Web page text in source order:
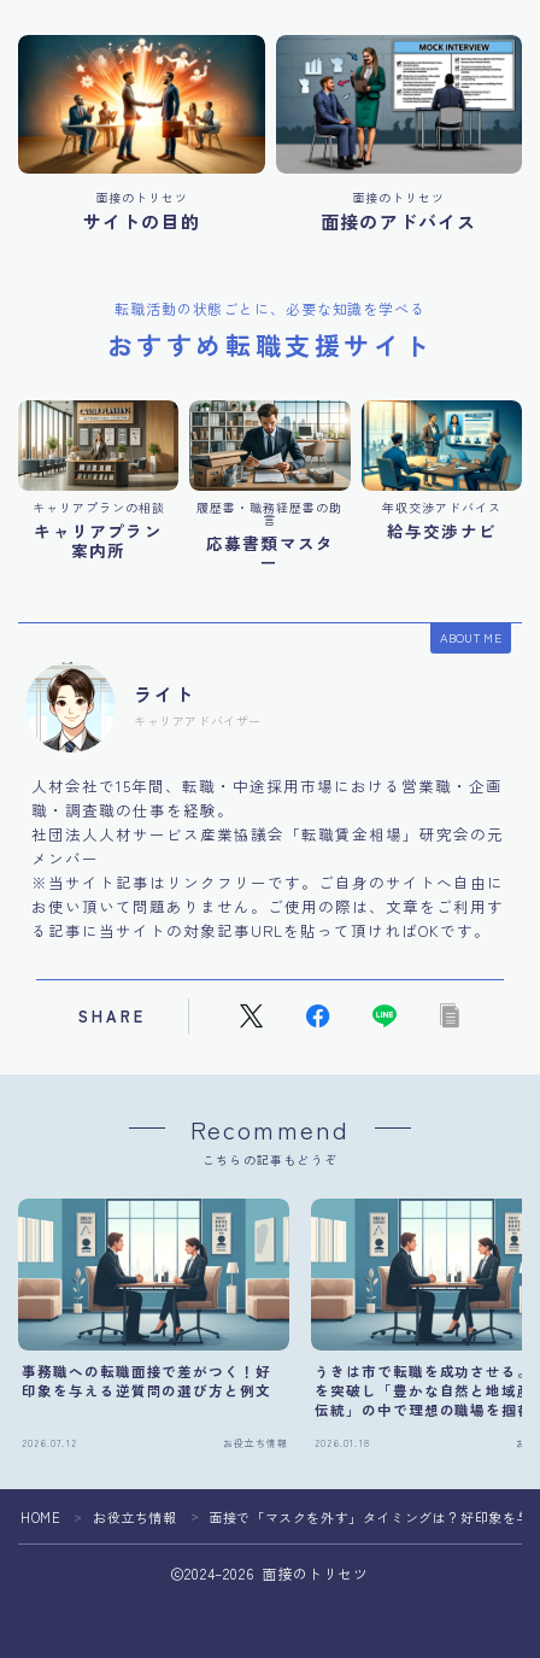
面接のトリセツ
サイトの目的
面接のトリセツ
面接のアドバイス
転職活動の状態ごとに、必要な知識を学べる
おすすめ転職支援サイト
キャリアプランの相談
キャリアプラン
案内所
履歴書・職務経歴書の助
言
応募書類マスタ
ー
年収交渉アドバイス
給与交渉ナビ
ABOUT ME
ライト
キャリアアドバイザー
人材会社で15年間、転職・中途採用市場における営業職・企画
職・調査職の仕事を経験。
社団法人人材サービス産業協議会「転職賃金相場」研究会の元
メンバー
※当サイト記事はリンクフリーです。ご自身のサイトへ自由に
お使い頂いて問題ありません。ご使用の際は、文章をご利用す
る記事に当サイトの対象記事URLを貼って頂ければOKです。
SHARE
Recommend
こちらの記事もどうぞ
事務職への転職面接で差がつく！好
印象を与える逆質問の選び方と例文
2026.07.12 お役立ち情報
うきは市で転職を成功させる。
を突破し「豊かな自然と地域産
伝統」の中で理想の職場を掴む
2026.01.18 お
HOME ＞ お役立ち情報 ＞ 面接で「マスクを外す」タイミングは？好印象を与
2024–2026 面接のトリセツ